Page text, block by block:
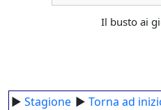
Il busto ai
► Stagione ► Torna ad